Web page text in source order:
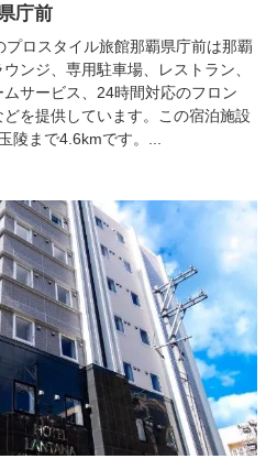
庁前
ロスタイル旅館那覇県庁前は那覇
ンジ、専用駐車場、レストラン、
サービス、24時間対応のフロン
を提供しています。この宿泊施設
陵まで4.6kmです。...